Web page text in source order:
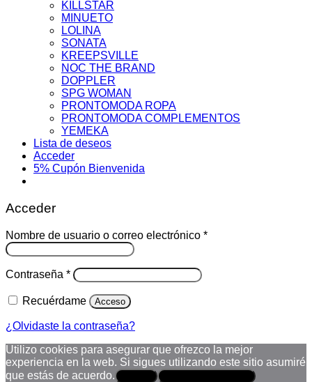
KILLSTAR
MINUETO
LOLINA
SONATA
KREEPSVILLE
NOC THE BRAND
DOPPLER
SPG WOMAN
PRONTOMODA ROPA
PRONTOMODA COMPLEMENTOS
YEMEKA
Lista de deseos
Acceder
5% Cupón Bienvenida
Acceder
Nombre de usuario o correo electrónico *Obligatorio
Contraseña *Obligatorio
Recuérdame Acceso
¿Olvidaste la contraseña?
Utilizo cookies para asegurar que ofrezco la mejor
experiencia en la web. Si sigues utilizando este sitio asumiré
que estás de acuerdo.